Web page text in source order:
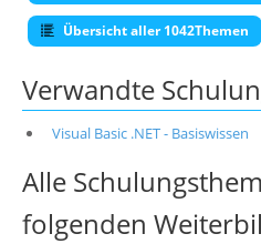
Übersicht aller 1042Themen
Verwandte
Visual Basic .NET - Basiswissen
Alle
folgenden